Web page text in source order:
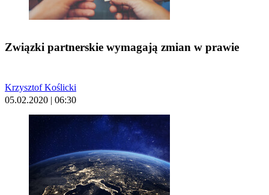
Związki partnerskie wymagają zmian w prawie
Krzysztof Koślicki
05.02.2020 | 06:30